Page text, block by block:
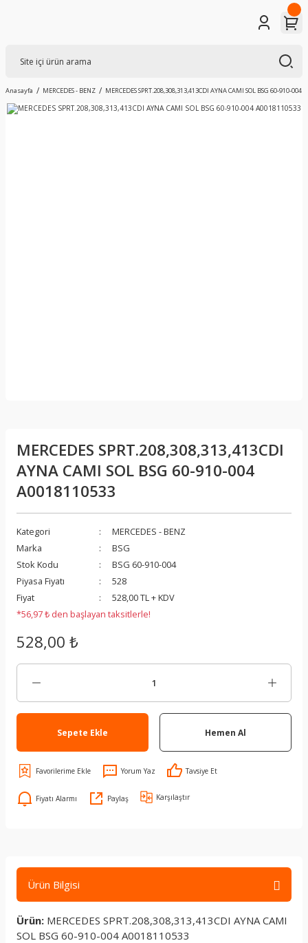
Anasayfa MERCEDES - BENZ MERCEDES SPRT.208,308,313,413CDI AYNA CAMI SOL BSG 60-910-004
MERCEDES SPRT.208,308,313,413CDI
AYNA CAMI SOL BSG 60-910-004
A0018110533
Kategori
MERCEDES - BENZ
Marka
BSG
Stok Kodu
BSG 60-910-004
Piyasa Fiyatı
528
Fiyat
528,00 TL + KDV
*56,97 ₺ den başlayan taksitlerle!
528,00 ₺
Sepete Ekle Hemen Al
Yorum Yaz Tavsiye Et
Fiyatı Alarmı Paylaş Karşılaştır
Ürün Bilgisi
Ürün: MERCEDES SPRT.208,308,313,413CDI AYNA CAMI
SOL BSG 60-910-004 A0018110533